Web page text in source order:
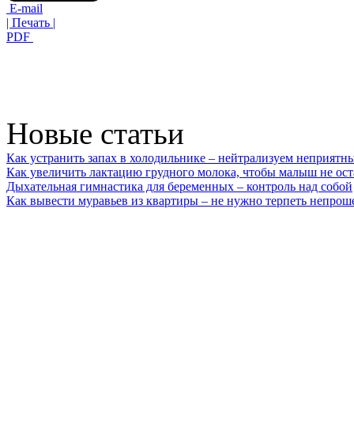
E-mail
| Печать |
PDF
Новые статьи
Как устранить запах в холодильнике – нейтрализуем
Как увеличить лактацию грудного молока, чтобы малыш не
Дыхательная гимнастика для беременных – контроль над собой
Как вывести муравьев из квартиры – не нужно терпеть